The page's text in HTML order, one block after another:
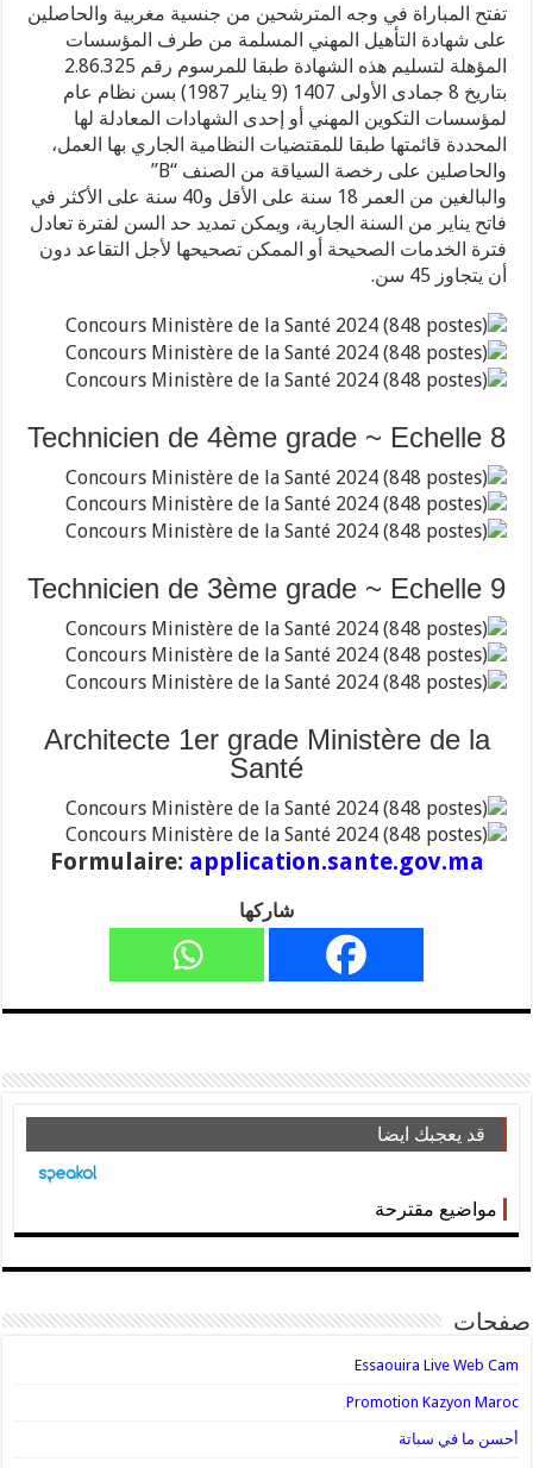
تفتح المباراة في وجه المترشحين من جنسية مغربية والحاصلين
على شهادة التأهيل المهني المسلمة من طرف المؤسسات
المؤهلة لتسليم هذه الشهادة طبقا للمرسوم رقم 2.86.325
بتاريخ 8 جمادى الأولى 1407 (9 يناير 1987) بسن نظام عام
لمؤسسات التكوين المهني أو إحدى الشهادات المعادلة لها
المحددة قائمتها طبقا للمقتضيات النظامية الجاري بها العمل،
والحاصلين على رخصة السياقة من الصنف “B”
والبالغين من العمر 18 سنة على الأقل و40 سنة على الأكثر في
فاتح يناير من السنة الجارية، ويمكن تمديد حد السن لفترة تعادل
فترة الخدمات الصحيحة أو الممكن تصحيحها لأجل التقاعد دون
أن يتجاوز 45 سن.
Technicien de 4ème grade ~ Echelle 8
Technicien de 3ème grade ~ Echelle 9
Architecte 1er grade Ministère de la
Santé
Formulaire: application.sante.gov.ma
شاركها
قد يعجبك ايضا
مواضيع مقترحة
صفحات
Essaouira Live Web Cam
Promotion Kazyon Maroc
أحسن ما في سباتة